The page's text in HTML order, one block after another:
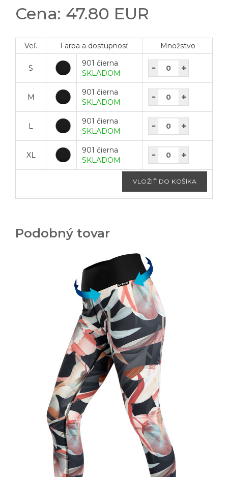
Cena: 47.80 EUR
Veľ. Farba a dostupnosť Množstvo
S
901 čierna
SKLADOM
M
901 čierna
SKLADOM
L
901 čierna
SKLADOM
XL
901 čierna
SKLADOM
Podobný tovar